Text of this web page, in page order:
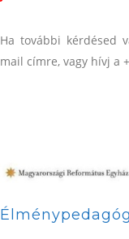
Ha további kérdésed
mail címre, vagy hívj a